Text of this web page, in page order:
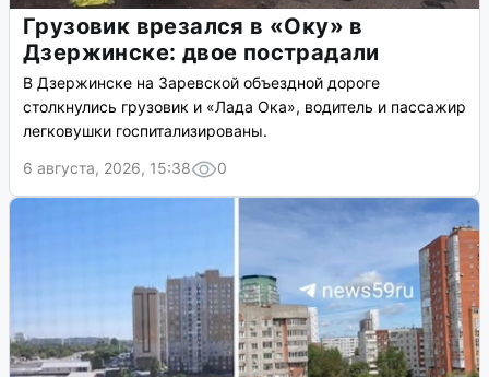
Грузовик врезался в «Оку» в
Дзержинске: двое пострадали
В Дзержинске на Заревской объездной дороге
столкнулись грузовик и «Лада Ока», водитель и пассажир
легковушки госпитализированы.
6 августа, 2026, 15:38
0